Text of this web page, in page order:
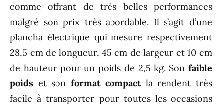
comme offrant de très belles performances
malgré son prix très abordable. Il s’agit d’une
plancha électrique qui mesure respectivement
28,5 cm de longueur, 45 cm de largeur et 10 cm
de hauteur pour un poids de 2,5 kg. Son faible
poids et sonformat compactla rendent très
facile à transporter pour toutes les occasions